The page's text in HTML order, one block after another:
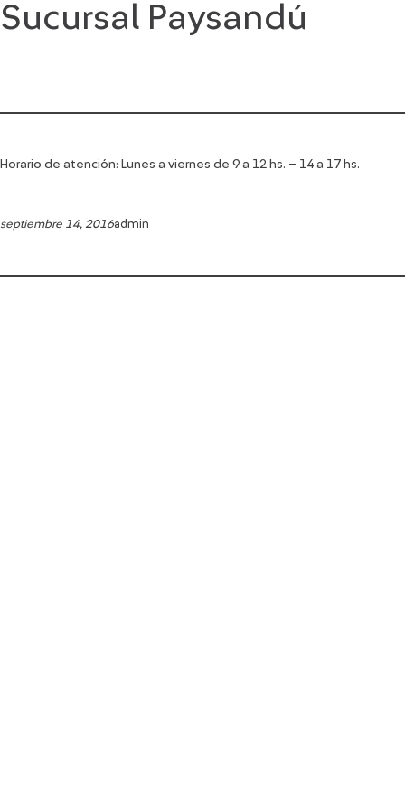
Saltar
al
Sucursal Paysandú
Horario de atención: Lunes a viernes de 9 a 12 hs. – 14 a 17 hs.
septiembre 14, 2016admin